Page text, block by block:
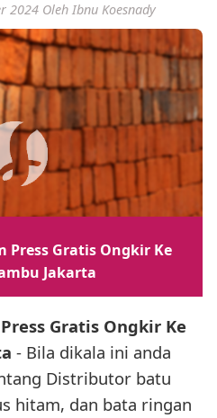
2024 Oleh Ibnu Koesnady
Press Gratis Ongkir Ke
Jakarta
Gratis Ongkir Ke
- Bila dikala ini anda
Distributor batu
hitam, dan bata ringan